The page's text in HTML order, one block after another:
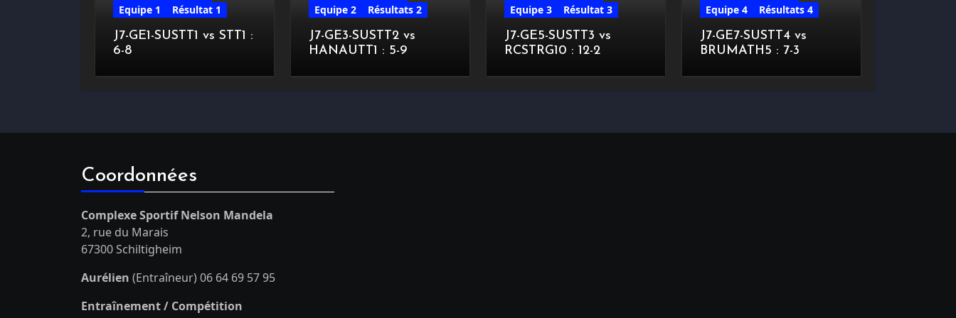
Equipe 1
Résultat 1
J7-GE1-SUSTT1 vs STT1 :
6-8
Equipe 2
Résultats 2
J7-GE3-SUSTT2 vs
HANAUTT1 : 5-9
Equipe 3
Résultat 3
J7-GE5-SUSTT3 vs
RCSTRG10 : 12-2
Equipe 4
Résultats 4
J7-GE7-SUSTT4 vs
BRUMATH5 : 7-3
Coordonnées
Complexe Sportif Nelson Mandela
2, rue du Marais
67300 Schiltigheim
Aurélien (Entraîneur) 06 64 69 57 95
Entraînement / Compétition